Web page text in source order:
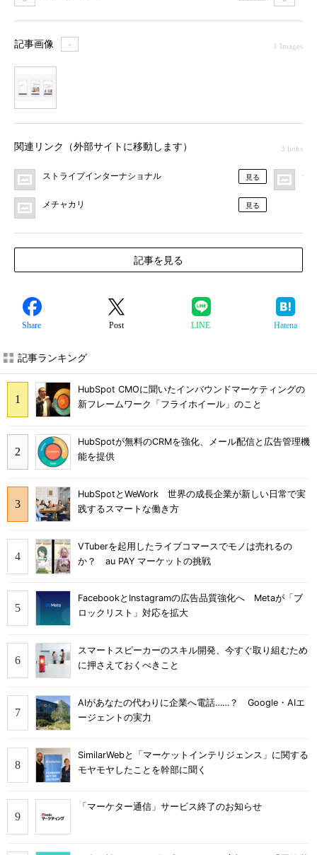
記事画像 ＋ 1 Images
関連リンク（外部サイトに移動します） 3 links
ストライプインターナショナル 見る
メチャカリ 見る
チ
記事を見る
Share Post LINE Hatena
記事ランキング
HubSpot CMOに聞いたインバウンドマーケティングの
新フレームワーク「フライホイール」のこと
HubSpotが無料のCRMを強化、メール配信と広告管理機
能を提供
HubSpotとWeWork 世界の成長企業が新しい日常で実
践するスマートな働き方
VTuberを起用したライブコマースでモノは売れるの
か？ au PAY マーケットの挑戦
FacebookとInstagramの広告品質強化へ Metaが「ブ
ロックリスト」対応を拡大
スマートスピーカーのスキル開発、今すぐ取り組むため
に押さえておくべきこと
AIがあなたの代わりに企業へ電話……？ Google・AIエ
ージェントの実力
SimilarWebと「マーケットインテリジェンス」に関する
モヤモヤしたことを幹部に聞く
「マーケター通信」サービス終了のお知らせ